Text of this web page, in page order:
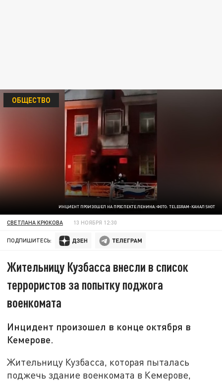
ИНЦИЕНТ ПРОИЗОШЕЛ НА ПРОСПЕКТЕ ЛЕНИНА. ФОТО: TELEGRAM-КАНАЛ SHOT
ОБЩЕСТВО
СВЕТЛАНА КРЮКОВА 13 НОЯБРЯ 12:30
ПОДПИШИТЕСЬ:
Жительницу Кузбасса внесли в список
террористов за попытку поджога
военкомата
Инцидент произошел в конце октября в
Кемерове.
Жительницу Кузбасса, которая пыталась
поджечь здание военкомата в Кемерове,